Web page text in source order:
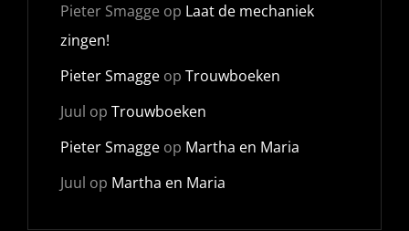
Pieter Smagge op Laat de mechaniek
zingen!
Pieter Smagge op Trouwboeken
Juul op Trouwboeken
Pieter Smagge op Martha en Maria
Juul op Martha en Maria